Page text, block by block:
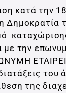
κατά την
Δημοκρατία
με την
της